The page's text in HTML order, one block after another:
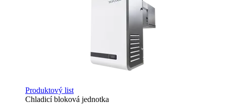
Produktový list
Chladicí bloková jednotka